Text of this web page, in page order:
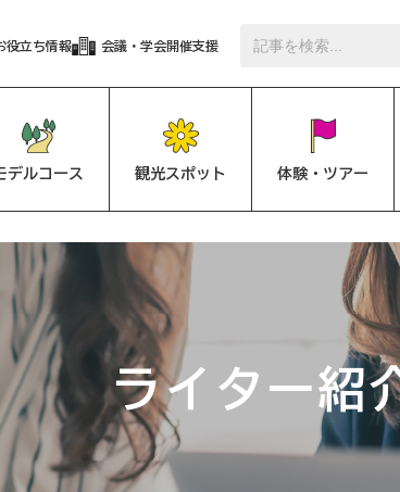
役立ち情報 会議・学会開催支援
デルコース 観光スポット 体験・ツアー
ライター紹